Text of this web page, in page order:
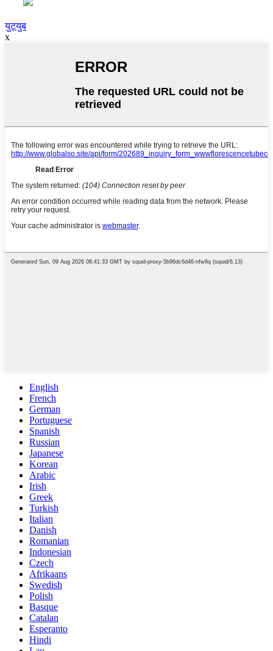
युट्युब
x
English
French
German
Portuguese
Spanish
Russian
Japanese
Korean
Arabic
Irish
Greek
Turkish
Italian
Danish
Romanian
Indonesian
Czech
Afrikaans
Swedish
Polish
Basque
Catalan
Esperanto
Hindi